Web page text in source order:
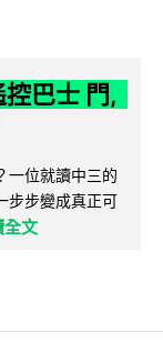
巴士 門,
一位就讀中三的
步步變成真正可
全文